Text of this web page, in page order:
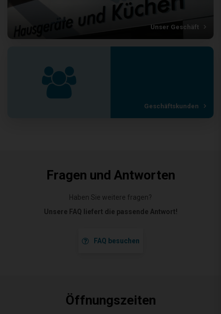
Unser Geschäft
Geschäftskunden
Fragen und Antworten
Haben Sie weitere fragen?
Unsere FAQ liefert die passende Antwort!
FAQ besuchen
Öffnungszeiten